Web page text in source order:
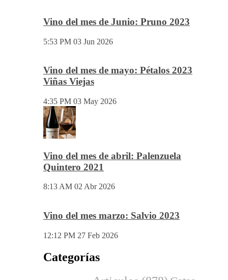
Vino del mes de Junio: Pruno 2023
Viñas Viejas
4:35 PM 03 May 2026
Quintero 2021
Vino del mes marzo: Salvio 2023
12:12 PM 27 Feb 2026